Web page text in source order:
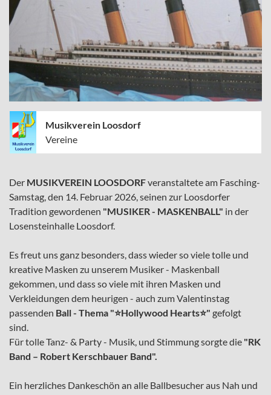
Musikverein Loosdorf
Vereine
Der MUSIKVEREIN LOOSDORFveranstaltete am Fasching-
Samstag, den 14. Februar 2026, seinen zur Loosdorfer
Tradition gewordenen "MUSIKER - MASKENBALL" in der
Losensteinhalle Loosdorf.
Es freut uns ganz besonders, dass wieder so viele tolle und
kreative Masken zu unserem Musiker - Maskenball
gekommen, und dass so viele mit ihren Masken und
Verkleidungen dem heurigen - auch zum Valentinstag
passenden Ball - Thema "⭐Hollywood Hearts⭐" gefolgt
sind.
Für tolle Tanz- & Party - Musik, und Stimmung sorgte die "RK
Band – Robert Kerschbauer Band".
Ein herzliches Dankeschön an alle Ballbesucher aus Nah und